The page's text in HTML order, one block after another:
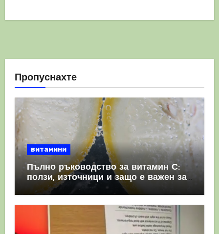
Пропуснахте
витамини
Пълно ръководство за витамин С:
ползи, източници и защо е важен за
имунната система